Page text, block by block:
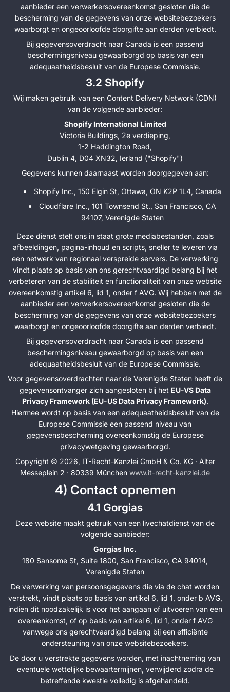
aanbieder een verwerkersovereenkomst gesloten die de
bescherming van de gegevens van onze websitebezoekers
waarborgt en ongeoorloofde doorgifte aan derden verbiedt.
Bij gegevensoverdracht naar Canada is een passend
beschermingsniveau gewaarborgd op basis van een
adequaatheidsbesluit van de Europese Commissie.
3.2 Shopify
Wij maken gebruik van een Content Delivery Network (CDN)
van de volgende aanbieder:
Shopify International Limited
Victoria Buildings, 2e verdieping,
1-2 Haddington Road,
Dublin 4, D04 XN32, Ierland ("Shopify")
Gegevens kunnen daarnaast worden doorgegeven aan:
Shopify Inc., 150 Elgin St, Ottawa, ON K2P 1L4, Canada
Cloudflare Inc., 101 Townsend St., San Francisco, CA
94107, Verenigde Staten
Deze dienst stelt ons in staat grote mediabestanden, zoals
afbeeldingen, pagina-inhoud en scripts, sneller te leveren via
een netwerk van regionaal verspreide servers. De verwerking
vindt plaats op basis van ons gerechtvaardigd belang bij het
verbeteren van de stabiliteit en functionaliteit van onze website
overeenkomstig artikel 6, lid 1, onder f AVG. Wij hebben met de
aanbieder een verwerkersovereenkomst gesloten die de
bescherming van de gegevens van onze websitebezoekers
waarborgt en ongeoorloofde doorgifte aan derden verbiedt.
Bij gegevensoverdracht naar Canada is een passend
beschermingsniveau gewaarborgd op basis van een
adequaatheidsbesluit van de Europese Commissie.
Voor gegevensoverdrachten naar de Verenigde Staten heeft de
gegevensontvanger zich aangesloten bij het EU-VS Data
Privacy Framework (EU-US Data Privacy Framework).
Hiermee wordt op basis van een adequaatheidsbesluit van de
Europese Commissie een passend niveau van
gegevensbescherming overeenkomstig de Europese
privacywetgeving gewaarborgd.
Copyright © 2026, IT-Recht-Kanzlei GmbH & Co. KG · Alter
Messeplein 2 · 80339 München www.it-recht-kanzlei.de
4) Contact opnemen
4.1 Gorgias
Deze website maakt gebruik van een livechatdienst van de
volgende aanbieder:
Gorgias Inc.
180 Sansome St, Suite 1800, San Francisco, CA 94014,
Verenigde Staten
De verwerking van persoonsgegevens die via de chat worden
verstrekt, vindt plaats op basis van artikel 6, lid 1, onder b AVG,
indien dit noodzakelijk is voor het aangaan of uitvoeren van een
overeenkomst, of op basis van artikel 6, lid 1, onder f AVG
vanwege ons gerechtvaardigd belang bij een efficiënte
ondersteuning van onze websitebezoekers.
De door u verstrekte gegevens worden, met inachtneming van
eventuele wettelijke bewaartermijnen, verwijderd zodra de
betreffende kwestie volledig is afgehandeld.